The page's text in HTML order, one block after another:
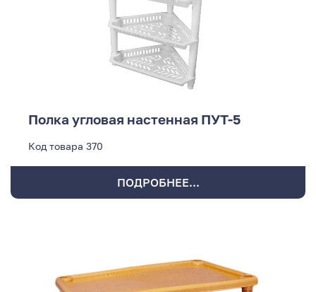
Полка угловая настенная ПУТ-5
Код товара 370
ПОДРОБНЕЕ...